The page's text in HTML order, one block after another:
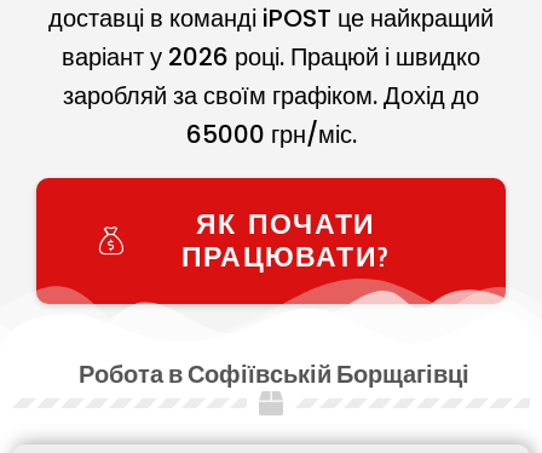
доставці в команді iPOST це найкращий
варіант у 2026 році. Працюй і швидко
заробляй за своїм графіком. Дохід до
65000 грн/міс.
ЯК ПОЧАТИ
ПРАЦЮВАТИ?
Робота в Софіївській Борщагівці